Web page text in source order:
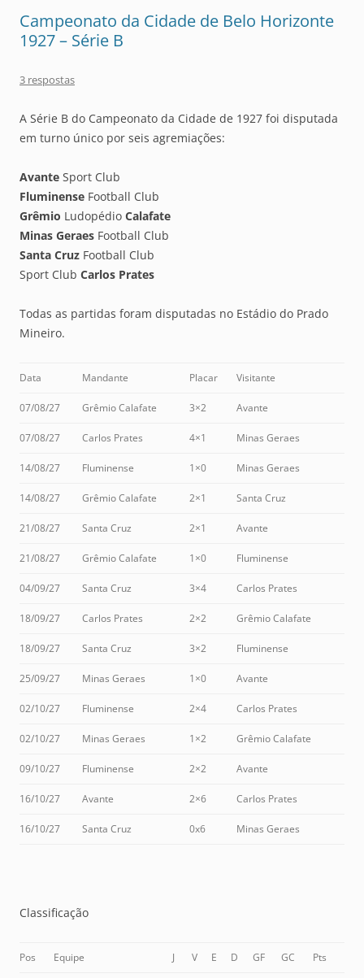
Campeonato da Cidade de Belo Horizonte
1927 – Série B
3 respostas
A Série B do Campeonato da Cidade de 1927 foi disputada
em turno único por seis agremiações:
Avante Sport Club
Fluminense Football Club
Grêmio Ludopédio Calafate
Minas Geraes Football Club
Santa Cruz Football Club
Sport Club Carlos Prates
Todas as partidas foram disputadas no Estádio do Prado
Mineiro.
Data Mandante Placar Visitante
07/08/27 Grêmio Calafate 3×2 Avante
07/08/27 Carlos Prates 4×1 Minas Geraes
14/08/27 Fluminense 1×0 Minas Geraes
14/08/27 Grêmio Calafate 2×1 Santa Cruz
21/08/27 Santa Cruz 2×1 Avante
21/08/27 Grêmio Calafate 1×0 Fluminense
04/09/27 Santa Cruz 3×4 Carlos Prates
18/09/27 Carlos Prates 2×2 Grêmio Calafate
18/09/27 Santa Cruz 3×2 Fluminense
25/09/27 Minas Geraes 1×0 Avante
02/10/27 Fluminense 2×4 Carlos Prates
02/10/27 Minas Geraes 1×2 Grêmio Calafate
09/10/27 Fluminense 2×2 Avante
16/10/27 Avante 2×6 Carlos Prates
16/10/27 Santa Cruz 0x6 Minas Geraes
Classificação
Pos Equipe J V E D GF GC Pts